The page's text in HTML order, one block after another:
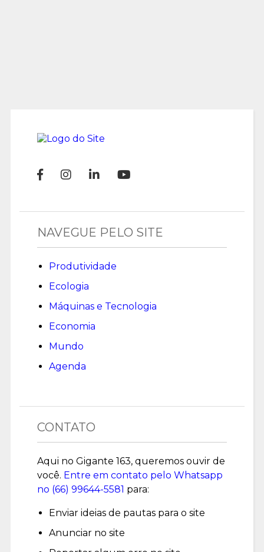
NAVEGUE PELO SITE
Produtividade
Ecologia
Máquinas e Tecnologia
Economia
Mundo
Agenda
CONTATO
Aqui no Gigante 163, queremos ouvir de
você. Entre em contato pelo Whatsapp
no (66) 99644-5581 para:
Enviar ideias de pautas para o site
Anunciar no site